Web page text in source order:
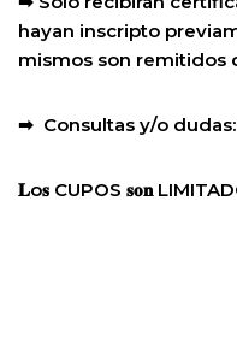
hayan inscripto
mismos son remitidos
➡ Consultas y/o
𝐋o𝐬 CUPOS 𝐬𝐨𝐧